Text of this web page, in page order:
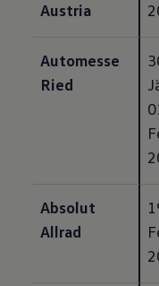
Austria
Automesse
Ried
Absolut
Allrad